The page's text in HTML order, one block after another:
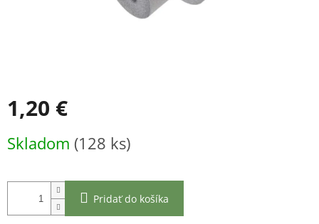
1,20 €
cena:
Skladom (128 ks)
Pridať do košíka